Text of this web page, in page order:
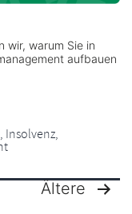
wir, warum Sie in
aufbauen
, Insolvenz,
Ältere